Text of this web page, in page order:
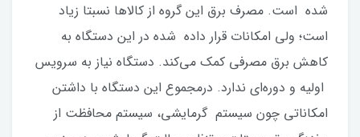
شده است. مصرف برق این گروه از کالاها نسبتا زیاد
است؛ ولی امکانات قرار داده شده در این دستگاه به
کاهش برق مصرفی کمک می‌کند. دستگاه نیاز به سرویس
اولیه و دوره‌ای ندارد. درمجموع این دستگاه با داشتن
امکاناتی چون سیستم گرمایشی، سیستم محافظت از